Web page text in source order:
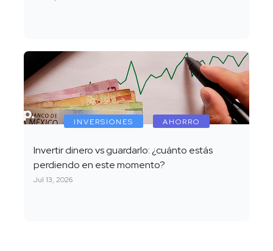
INVERSIONES AHORRO
Invertir dinero vs guardarlo: ¿cuánto estás
perdiendo en este momento?
Jul 13, 2026